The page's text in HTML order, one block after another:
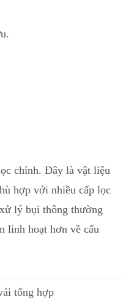
chính. Đây là vật liệu
hợp với nhiều cấp lọc
lý bụi thông thường
linh hoạt hơn về cấu
tổng hợp